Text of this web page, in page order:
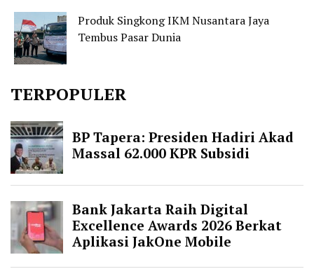
Produk Singkong IKM Nusantara Jaya
Tembus Pasar Dunia
TERPOPULER